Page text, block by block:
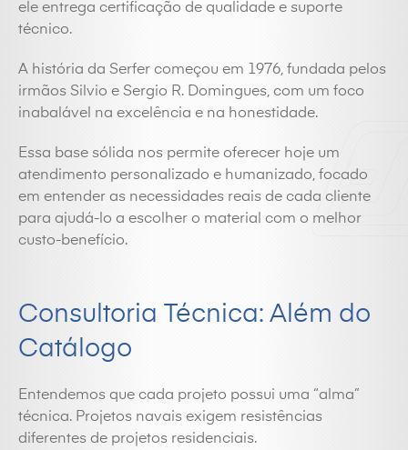
ele entrega certificação de qualidade e suporte
técnico.
A história da Serfer começou em 1976, fundada pelos
irmãos Silvio e Sergio R. Domingues, com um foco
inabalável na excelência e na honestidade.
Essa base sólida nos permite oferecer hoje um
atendimento personalizado e humanizado, focado
em entender as necessidades reais de cada cliente
para ajudá-lo a escolher o material com o melhor
custo-benefício.
Consultoria Técnica: Além do
Catálogo
Entendemos que cada projeto possui uma “alma”
técnica. Projetos navais exigem resistências
diferentes de projetos residenciais.